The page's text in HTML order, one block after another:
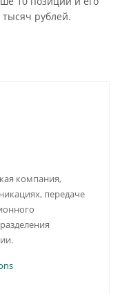
рублей.
компания,
передаче